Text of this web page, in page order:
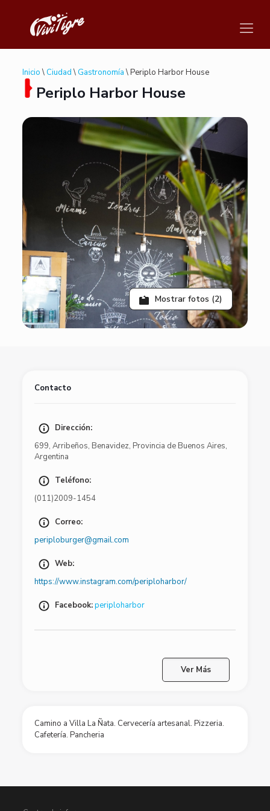
Inicio \ Ciudad \ Gastronomía \ Periplo Harbor House
Periplo Harbor House
Mostrar fotos (2)
Contacto
Dirección:
699, Arribeños, Benavidez, Provincia de Buenos Aires,
Argentina
Teléfono:
(011)2009-1454
Correo:
periploburger@gmail.com
Web:
https://www.instagram.com/periploharbor/
Facebook:periploharbor
Ver Más
Camino a Villa La Ñata. Cervecería artesanal. Pizzeria.
Cafetería. Pancheria